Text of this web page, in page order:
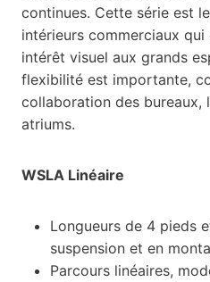
continues. Cette série est
intérieurs commerciaux qui
intérêt visuel aux grands
flexibilité est importante,
collaboration des bureaux,
atriums.
WSLA Linéaire
Longueurs de 4 pieds
suspension et en
Parcours linéaires,